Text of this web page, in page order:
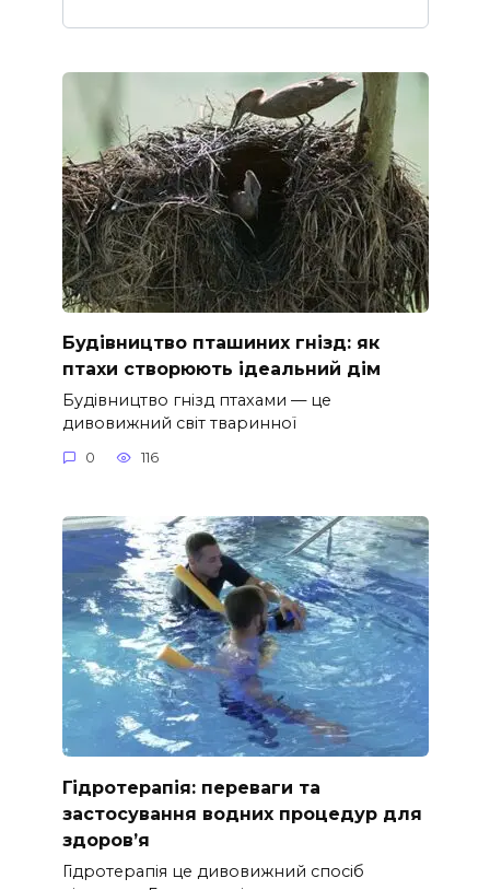
Будівництво пташиних гнізд: як
птахи створюють ідеальний дім
Будівництво гнізд птахами — це
дивовижний світ тваринної
0 116
Гідротерапія: переваги та
застосування водних процедур для
здоров’я
Гідротерапія це дивовижний спосіб